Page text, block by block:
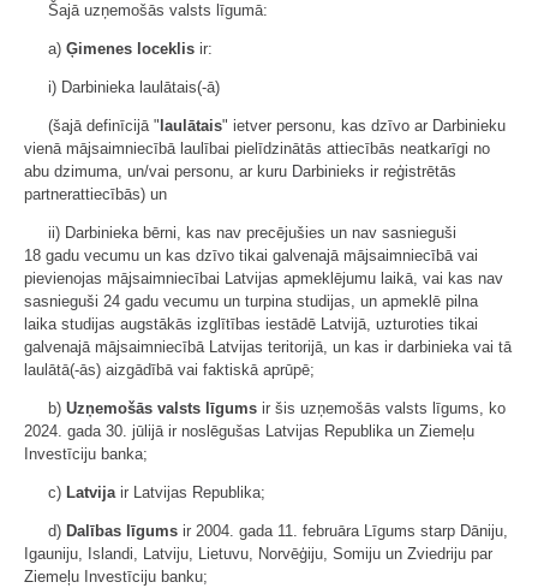
Šajā uzņemošās valsts līgumā:
a) Ģimenes loceklis ir:
i) Darbinieka laulātais(-ā)
(šajā definīcijā " laulātais" ietver personu, kas dzīvo ar Darbinieku
vienā mājsaimniecībā laulībai pielīdzinātās attiecībās neatkarīgi no
abu dzimuma, un/vai personu, ar kuru Darbinieks ir reģistrētās
partnerattiecībās) un
ii) Darbinieka bērni, kas nav precējušies un nav sasnieguši
18 gadu vecumu un kas dzīvo tikai galvenajā mājsaimniecībā vai
pievienojas mājsaimniecībai Latvijas apmeklējumu laikā, vai kas nav
sasnieguši 24 gadu vecumu un turpina studijas, un apmeklē pilna
laika studijas augstākās izglītības iestādē Latvijā, uzturoties tikai
galvenajā mājsaimniecībā Latvijas teritorijā, un kas ir darbinieka vai tā
laulātā(-ās) aizgādībā vai faktiskā aprūpē;
b) Uzņemošās valsts līgums ir šis uzņemošās valsts līgums, ko
2024. gada 30. jūlijā ir noslēgušas Latvijas Republika un Ziemeļu
Investīciju banka;
c) Latvijair Latvijas Republika;
d) Dalības līgums ir 2004. gada 11. februāra Līgums starp Dāniju,
Igauniju, Islandi, Latviju, Lietuvu, Norvēģiju, Somiju un Zviedriju par
Ziemeļu Investīciju banku;